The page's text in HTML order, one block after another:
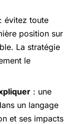
: évitez toute
position sur
La stratégie
le
: une
un langage
et ses impacts